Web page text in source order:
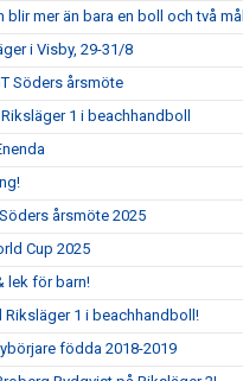
blir mer än bara en boll och två mål
i Visby, 29-31/8
Söders årsmöte
1 i beachhandboll
årsmöte 2025
Cup 2025
lek för barn!
Riksläger 1 i beachhandboll!
födda 2018-2019